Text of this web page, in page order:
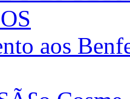
aos